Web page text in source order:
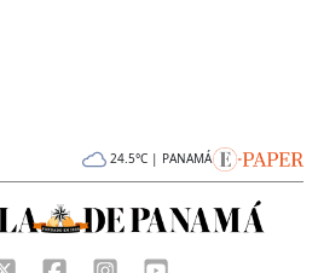
24.5°C | PANAMÁ